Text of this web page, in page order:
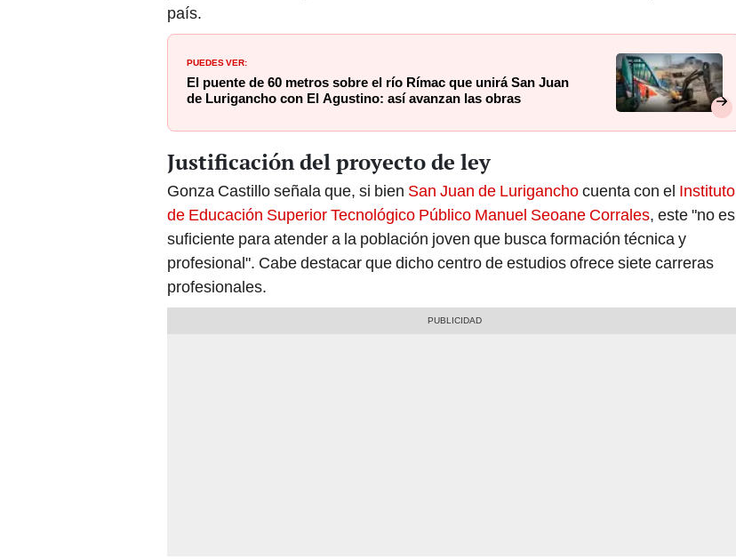
PUEDES VER:
El puente de 60 metros sobre el río Rímac que unirá San Juan
de Lurigancho con El Agustino: así avanzan las obras
Justificación del proyecto de ley
Gonza Castillo señala que, si bienSan Juan de Lurigancho
de Educación Superior Tecnológico Público Manuel Seoane Corrales, este "no es
suficiente para atender a la población joven que busca formación técnica y
profesional". Cabe destacar que dicho centro de estudios ofrece siete carreras
profesionales.